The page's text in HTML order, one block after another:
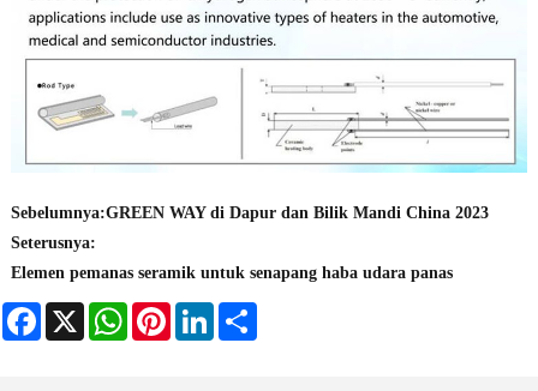
Sebelumnya:GREEN WAY di Dapur dan Bilik Mandi China 2023
Seterusnya:
Elemen pemanas seramik untuk senapang haba udara panas
Facebook
X WhatsAppPinterestLinkedIn